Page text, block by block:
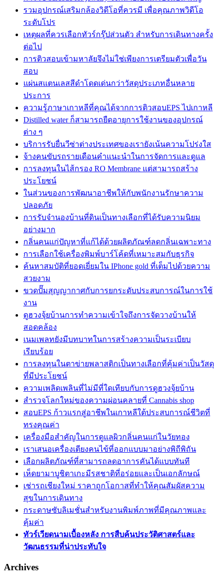
รวมอุปกรณ์เสริมกล้องวิดีโอที่ควรมี เพื่อคุณภาพวิดีโอ
ระดับโปร
เหตุผลที่ควรเลือกทัวร์กรุ๊ปส่วนตัว สำหรับการเดินทางครั้ง
ต่อไป
การติวสอบเข้ามหาลัยจึงไม่ใช่เพียงการเตรียมตัวเพื่อวัน
สอบ
แผ่นสแตนเลสสีดำโดดเด่นกว่าวัสดุประเภทอื่นหลาย
ประการ
ความรู้ภาษาเกาหลีที่คุณได้จากการติวสอบEPS ไปเกาหลี
Distilled water ก็สามารถยืดอายุการใช้งานของอุปกรณ์
ต่าง ๆ
บริการรับยื่นวีซ่าต่างประเทศของเรายังเน้นความโปร่งใส
จ้างคนขับรถรายเดือนคำแนะนำในการจัดการและดูแล
การลงทุนในไส้กรอง RO Membrane แต่สามารถสร้าง
ประโยชน์
ในส่วนของการพัฒนาอาชีพให้กับพนักงานรักษาความ
ปลอดภัย
การรับจำนองบ้านที่ดินเป็นทางเลือกที่ได้รับความนิยม
อย่างมาก
กลิ่นคนแก่ปัญหาที่แก้ได้ด้วยผลิตภัณฑ์ลดกลิ่นเฉพาะทาง
การเลือกใช้เครื่องพิมพ์บาร์โค้ดที่เหมาะสมกับธุรกิจ
ค้นหาสมบัติที่ยอดเยี่ยมใน IPhone gold ที่เต็มไปด้วยความ
สวยงาม
ขวดปั๊มสุญญากาศกับการยกระดับประสบการณ์ในการใช้
งาน
ดูฮวงจุ้ยบ้านการทำความเข้าใจถึงการจัดวางบ้านให้
สอดคล้อง
เนมเพลทยังมีบทบาทในการสร้างความเป็นระเบียบ
เรียบร้อย
การลงทุนในตาข่ายพลาสติกเป็นทางเลือกที่คุ้มค่าเป็นวัสดุ
ที่มีประโยชน์
ความเพลิดเพลินที่ไม่มีที่ใดเทียบกับการดูฮวงจุ้ยบ้าน
สำรวจโลกใหม่ของความผ่อนคลายที่ Cannabis shop
สอบEPS ก้าวแรกสู่อาชีพในเกาหลีใต้ประสบการณ์ชีวิตที่
ทรงคุณค่า
เครื่องมือสำคัญในการดูแลผิวกลิ่นคนแก่ในวัยทอง
เราเสนอเครื่องเตียงคนไข้ที่ออกแบบมาอย่างพิถีพิถัน
เลือกผลิตภัณฑ์ที่สามารถลดอาการคันได้แบบทันที
เห็ดยามาบูชิตาเกะมีรสชาติที่อร่อยและเป็นเอกลักษณ์
เช่ารถเชียงใหม่ ราคาถูกโอกาสที่ทำให้คุณสัมผัสความ
สุขในการเดินทาง
กระดาษซับลิเมชั่นสำหรับงานพิมพ์ภาพที่มีคุณภาพและ
คุ้มค่า
ทัวร์เวียดนามเบื้องหลัง การสืบค้นประวัติศาสตร์และ
วัฒนธรรมที่น่าประทับใจ
Archives